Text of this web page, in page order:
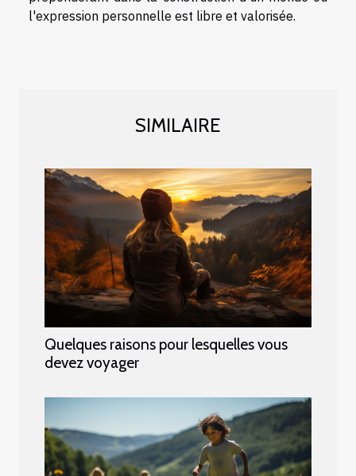
l'expression personnelle est libre et valorisée.
SIMILAIRE
Quelques raisons pour lesquelles vous
devez voyager